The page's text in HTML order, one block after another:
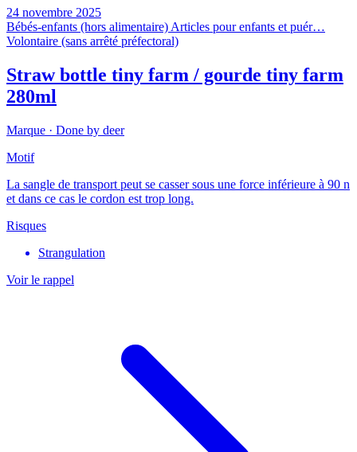
24 novembre 2025
Bébés-enfants (hors alimentaire)Articles pour enfants et puér…
Volontaire (sans arrêté préfectoral)
Straw bottle tiny farm / gourde tiny farm
280ml
Marque · Done by deer
Motif
La sangle de transport peut se casser sous une force inférieure à 90 n
et dans ce cas le cordon est trop long.
Risques
Strangulation
Voir le rappel